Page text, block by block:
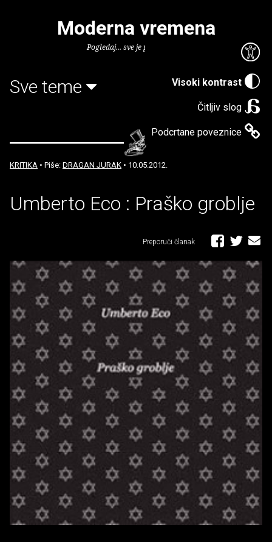
Visoki kontrast
Čitljiv slog
Podcrtane poveznice
Moderna vremena
Pogledaj... sve je puno knjiga.
Sve teme
KRITIKA • Piše: DRAGAN JURAK • 10.05.2012.
Umberto Eco : Praško groblje
Preporuči članak